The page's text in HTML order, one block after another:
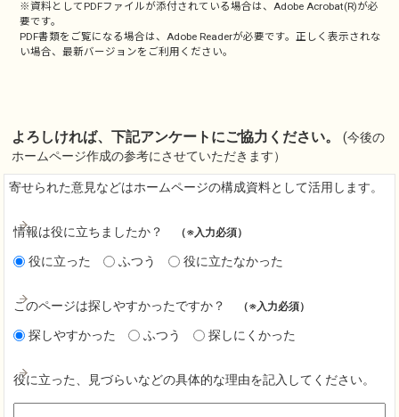
※資料としてPDFファイルが添付されている場合は、Adobe Acrobat(R)が必
要です。
PDF書類をご覧になる場合は、Adobe Readerが必要です。正しく表示されな
い場合、最新バージョンをご利用ください。